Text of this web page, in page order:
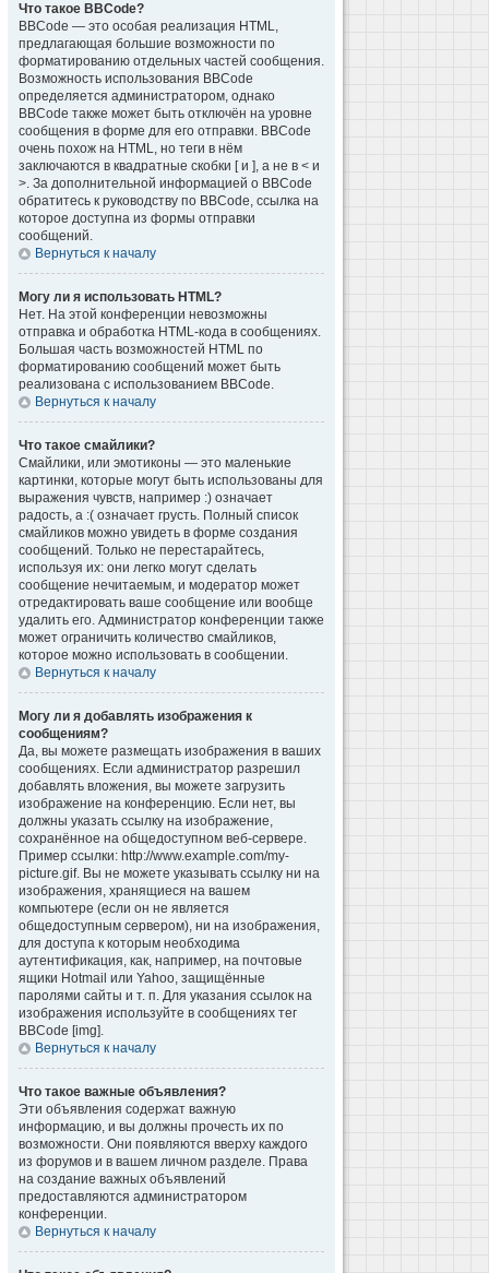
Что такое BBCode?
BBCode — это особая реализация HTML,
предлагающая большие возможности по
форматированию отдельных частей сообщения.
Возможность использования BBCode
определяется администратором, однако
BBCode также может быть отключён на уровне
сообщения в форме для его отправки. BBCode
очень похож на HTML, но теги в нём
заключаются в квадратные скобки [ и ], а не в < и
>. За дополнительной информацией о BBCode
обратитесь к руководству по BBCode, ссылка на
которое доступна из формы отправки
сообщений.
Вернуться к началу
Могу ли я использовать HTML?
Нет. На этой конференции невозможны
отправка и обработка HTML-кода в сообщениях.
Большая часть возможностей HTML по
форматированию сообщений может быть
реализована с использованием BBCode.
Вернуться к началу
Что такое смайлики?
Смайлики, или эмотиконы — это маленькие
картинки, которые могут быть использованы для
выражения чувств, например :) означает
радость, а :( означает грусть. Полный список
смайликов можно увидеть в форме создания
сообщений. Только не перестарайтесь,
используя их: они легко могут сделать
сообщение нечитаемым, и модератор может
отредактировать ваше сообщение или вообще
удалить его. Администратор конференции также
может ограничить количество смайликов,
которое можно использовать в сообщении.
Вернуться к началу
Могу ли я добавлять изображения к
сообщениям?
Да, вы можете размещать изображения в ваших
сообщениях. Если администратор разрешил
добавлять вложения, вы можете загрузить
изображение на конференцию. Если нет, вы
должны указать ссылку на изображение,
сохранённое на общедоступном веб-сервере.
Пример ссылки: http://www.example.com/my-
picture.gif. Вы не можете указывать ссылку ни на
изображения, хранящиеся на вашем
компьютере (если он не является
общедоступным сервером), ни на изображения,
для доступа к которым необходима
аутентификация, как, например, на почтовые
ящики Hotmail или Yahoo, защищённые
паролями сайты и т. п. Для указания ссылок на
изображения используйте в сообщениях тег
BBCode [img].
Вернуться к началу
Что такое важные объявления?
Эти объявления содержат важную
информацию, и вы должны прочесть их по
возможности. Они появляются вверху каждого
из форумов и в вашем личном разделе. Права
на создание важных объявлений
предоставляются администратором
конференции.
Вернуться к началу